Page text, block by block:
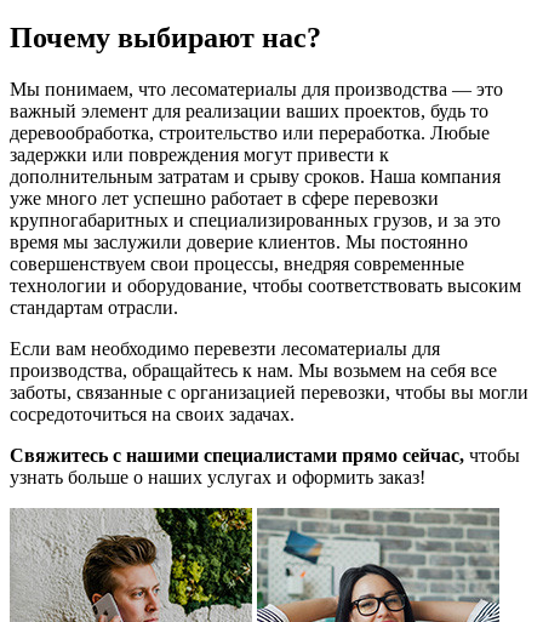
Почему выбирают нас?
Мы понимаем, что лесоматериалы для производства — это
важный элемент для реализации ваших проектов, будь то
деревообработка, строительство или переработка. Любые
задержки или повреждения могут привести к
дополнительным затратам и срыву сроков. Наша компания
уже много лет успешно работает в сфере перевозки
крупногабаритных и специализированных грузов, и за это
время мы заслужили доверие клиентов. Мы постоянно
совершенствуем свои процессы, внедряя современные
технологии и оборудование, чтобы соответствовать высоким
стандартам отрасли.
Если вам необходимо перевезти лесоматериалы для
производства, обращайтесь к нам. Мы возьмем на себя все
заботы, связанные с организацией перевозки, чтобы вы могли
сосредоточиться на своих задачах.
Свяжитесь с нашими специалистами прямо сейчас, чтобы
узнать больше о наших услугах и оформить заказ!